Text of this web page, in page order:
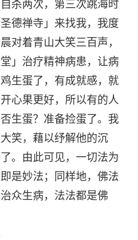
杀两次，第三次跳海时
德禅寺」来找我，我度
对着青山大笑三百声，
」治疗精神病患，让病
生蛋了，有成就感，就
心果更好，所以有的人
生蛋？准备捡蛋了。我
笑，藉以纾解他的沉
。由此可见，一切法为
是妙法；同样地，佛法
众生病，法法都是佛